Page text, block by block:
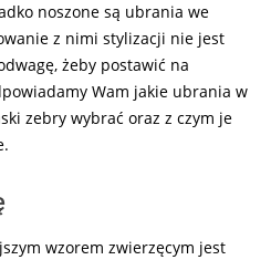
noszone są ubrania we
z nimi stylizacji nie jest
żeby postawić na
Wam jakie ubrania w
zebry wybrać oraz z czym je
wzorem zwierzęcym jest